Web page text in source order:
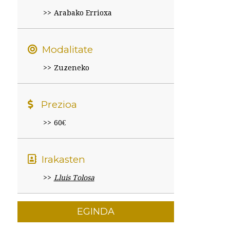
Arabako Errioxa
Modalitate
Zuzeneko
Prezioa
60€
Irakasten
Lluis Tolosa
EGINDA